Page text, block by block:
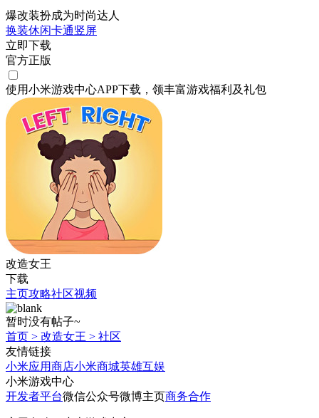
爆改装扮成为时尚达人
换装休闲卡通竖屏
立即下载
官方正版
使用小米游戏中心APP下载 ，领丰富游戏福利 及礼包
改造女王
下载
主页攻略社区视频
暂时没有帖子~
首页 > 改造女王 > 社区
友情链接
小米应用商店小米商城英雄互娱
小米游戏中心
开发者平台微信公众号微博主页商务合作